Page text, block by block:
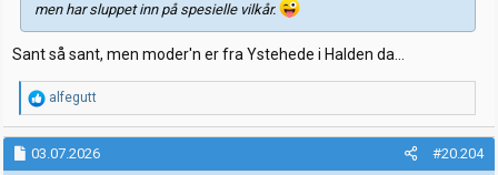
men har sluppet inn på spesielle vilkår.
Sant så sant, men moder'n er fra Ystehede i Halden da...
R
e
a
k
alfegutt
03.07.2026 #20.204